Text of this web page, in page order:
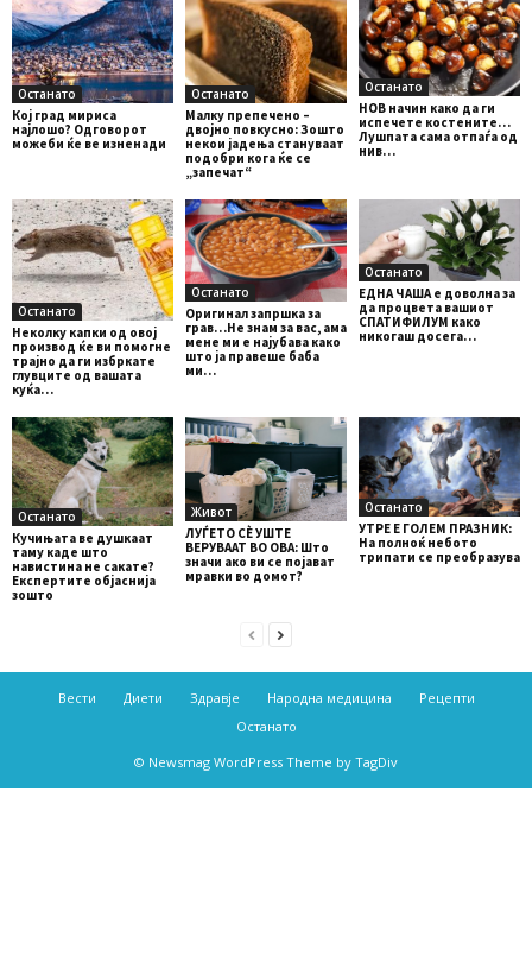
Останато
Кој град мириса
најлошо? Одговорот
можеби ќе ве изненади
Останато
Малку препечено –
двојно повкусно: Зошто
некои јадења стануваат
подобри кога ќе се
„запечат“
Останато
НОВ начин како да ги
испечете костените…
Лушпата сама отпаѓа од
нив…
Останато
Неколку капки од овој
производ ќе ви помогне
трајно да ги избркате
глувците од вашата
куќа…
Останато
Оригинал запршка за
грав…Не знам за вас, ама
мене ми е најубава како
што ја правеше баба
ми…
Останато
ЕДНА ЧАША е доволна за
да процвета вашиот
СПАТИФИЛУМ како
никогаш досега…
Останато
Кучињата ве душкаат
таму каде што
навистина не сакате?
Експертите објаснија
зошто
Живот
ЛУЃЕТО СÈ УШТЕ
ВЕРУВААТ ВО ОВА: Што
значи ако ви се појават
мравки во домот?
Останато
УТРЕ Е ГОЛЕМ ПРАЗНИК:
На полноќ небото
трипати се преобразува
Вести Диети Здравје Народна медицина
Рецепти
Останато
© Newsmag WordPress Theme by TagDiv